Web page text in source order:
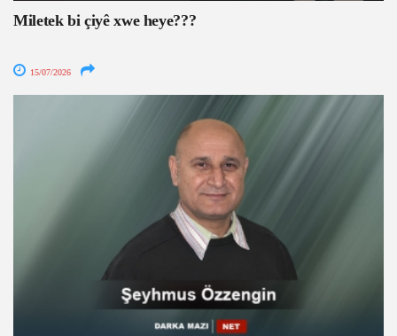
Miletek bi çiyê xwe heye???
15/07/2026